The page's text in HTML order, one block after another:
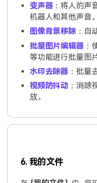
变声器：将人的声
机器人和其他声音。
图像背景移除 ：自
批量图片编辑器：
等功能进行批量图
水印去除器 ：批量
视频防抖动 ：消除
放。
6. 我的文件